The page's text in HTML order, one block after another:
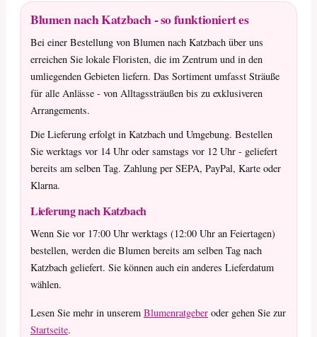
Blumen nach Katzbach - so funktioniert es
Bei einer Bestellung von Blumen nach Katzbach über uns
erreichen Sie lokale Floristen, die im Zentrum und in den
umliegenden Gebieten liefern. Das Sortiment umfasst Sträuße
für alle Anlässe - von Alltagssträußen bis zu exklusiveren
Arrangements.
Die Lieferung erfolgt in Katzbach und Umgebung. Bestellen
Sie werktags vor 14 Uhr oder samstags vor 12 Uhr - geliefert
bereits am selben Tag. Zahlung per SEPA, PayPal, Karte oder
Klarna.
Lieferung nach Katzbach
Wenn Sie vor 17:00 Uhr werktags (12:00 Uhr an Feiertagen)
bestellen, werden die Blumen bereits am selben Tag nach
Katzbach geliefert. Sie können auch ein anderes Lieferdatum
wählen.
Lesen Sie mehr in unserem Blumenratgeber oder gehen Sie zur
Startseite.